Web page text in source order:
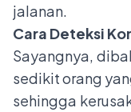
jalanan.
Cara Deteksi
Sayangnya,
sedikit orang
sehingga